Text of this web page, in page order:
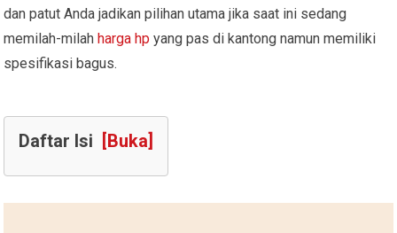
dan patut Anda jadikan pilihan utama jika saat ini sedang
memilah-milahharga hp yang pas di kantong namun memiliki
spesifikasi bagus.
Daftar Isi [Buka]